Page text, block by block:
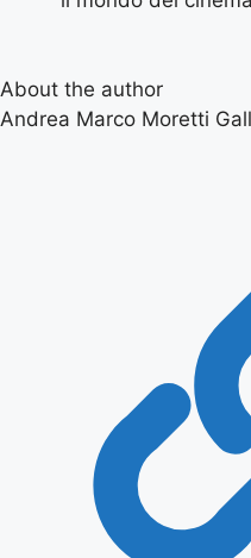
About the author
Andrea Marco Moretti